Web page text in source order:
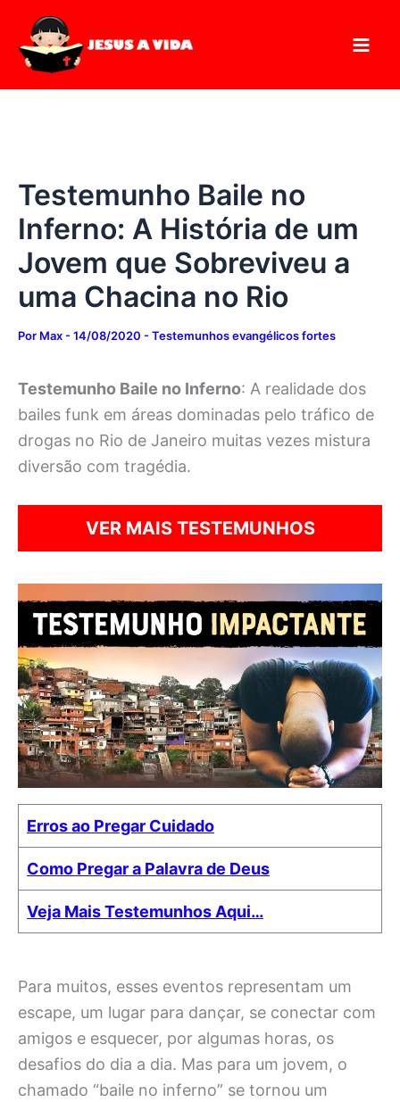
para
conteúdo
Testemunho Baile no
Inferno: A História de um
Jovem que Sobreviveu a
uma Chacina no Rio
Por Max-14/08/2020 -Testemunhos evangélicos fortes
Testemunho Baile no Inferno: A realidade dos
bailes funk em áreas dominadas pelo tráfico de
drogas no Rio de Janeiro muitas vezes mistura
diversão com tragédia.
VER MAIS TESTEMUNHOS
Erros ao Pregar Cuidado
Como Pregar a Palavra de Deus
Veja Mais Testemunhos Aqui…
Para muitos, esses eventos representam um
escape, um lugar para dançar, se conectar com
amigos e esquecer, por algumas horas, os
desafios do dia a dia. Mas para um jovem, o
chamado “baile no inferno” se tornou um
seu
e-
mail…